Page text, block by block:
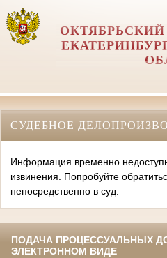
СУДЕБНОЕ
Информация временно
извинения. Попробуйте
непосредственно в суд.
ПОДАЧА ПРОЦЕССУАЛЬНЫХ
ЭЛЕКТРОННОМ ВИДЕ